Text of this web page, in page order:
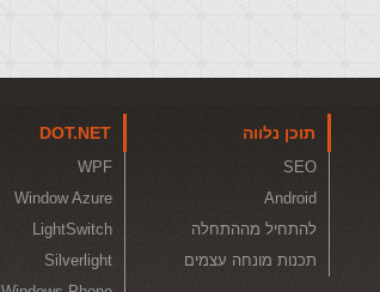
תוכן נלווה
SEO
Android
להתחיל מההתחלה
תכנות מונחה עצמים
DOT.NET
WPF
Window Azure
LightSwitch
Silverlight